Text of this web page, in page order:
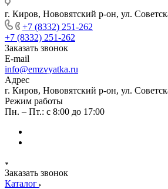
г. Киров, Нововятский р-он, ул.
+7 (8332) 251-262
+7 (8332) 251-262
Заказать звонок
E-mail
info@emzvyatka.ru
Адрес
г. Киров, Нововятский р-он, ул.
Режим работы
Пн. – Пт.: с 8:00 до 17:00
Заказать звонок
Каталог